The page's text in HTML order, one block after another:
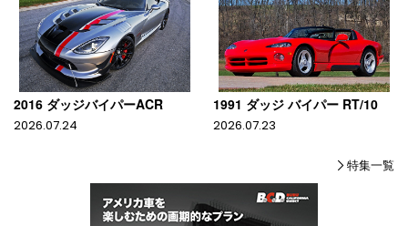
2016 ダッジバイパーACR
2026.07.24
1991 ダッジ バイパー RT/10
2026.07.23
特集一覧